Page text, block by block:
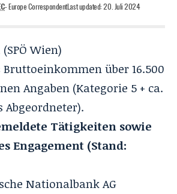
- Europe CorrespondentLast updated: 20. Juli 2024
Wien)
über 16.500
Angaben (Kategorie 5 + ca.
Abgeordneter).
Tätigkeiten sowie
Engagement (Stand:
Nationalbank AG